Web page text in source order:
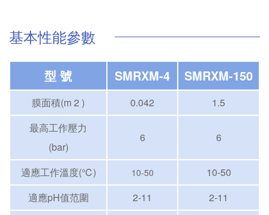
基本性能參數
型 號 SMRXM-4 SMRXM-150
膜面積(m 2 ) 0.042
1.5
最高工作壓力
(bar)
6 6
適應工作溫度(℃) 10-50
10-50
適應pH值范圍
2-11
2-11